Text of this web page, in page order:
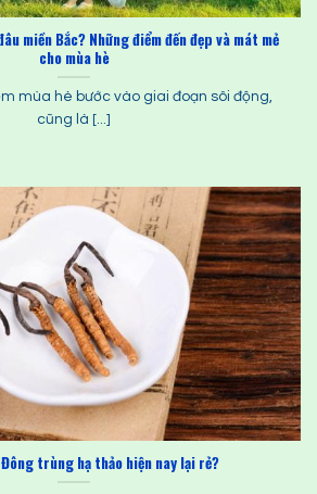
miền Bắc? Những điểm đến đẹp và mát mẻ
cho mùa hè
mùa hè bước vào giai đoạn sôi động,
cũng là [...]
trùng hạ thảo hiện nay lại rẻ?